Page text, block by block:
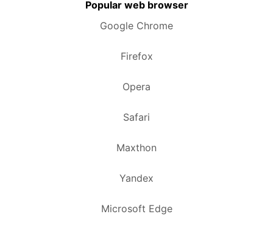
Popular web browser
Google Chrome
Firefox
Opera
Safari
Maxthon
Yandex
Microsoft Edge